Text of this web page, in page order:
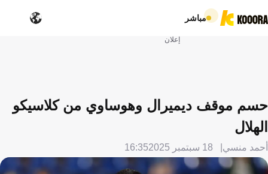
مباشر
إعلان
حسم موقف ديميرال وهوساوي من كلاسيكو
الهلال
أحمد منسي 18 سبتمبر 2025 16:35